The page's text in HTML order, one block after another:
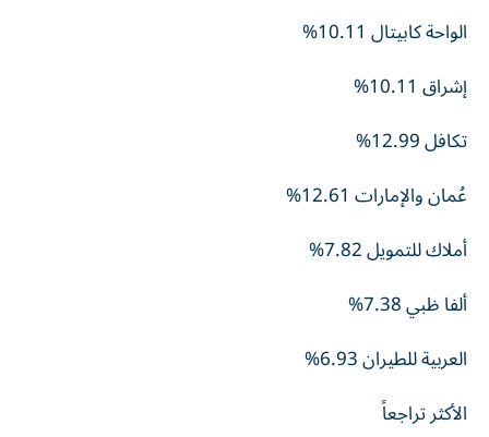
الواحة كابيتال 10.11%
إشراق 10.11%
تكافل 12.99%
عُمان والإمارات 12.61%
أملاك للتمويل 7.82%
ألفا ظبي 7.38%
العربية للطيران 6.93%
الأكثر تراجعاً